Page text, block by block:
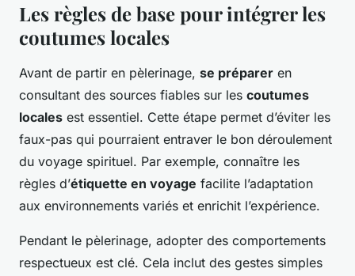
Les règles de base pour intégrer les
coutumes locales
Avant de partir en pèlerinage, se préparer en
consultant des sources fiables sur les coutumes
locales est essentiel. Cette étape permet d’éviter les
faux-pas qui pourraient entraver le bon déroulement
du voyage spirituel. Par exemple, connaître les
règles d’étiquette en voyage facilite l’adaptation
aux environnements variés et enrichit l’expérience.
Pendant le pèlerinage, adopter des comportements
respectueux est clé. Cela inclut des gestes simples